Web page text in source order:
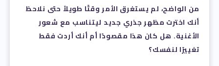
من الواضح، لم يستغرق الأمر وقتًا طويلاً حتى نلاحظ
أنك اخترت مظهر جذري جديد ليتناسب مع شعور
الأغنية. هل كان هذا مقصودًا أم أنك أردت فقط
تغييرًا لنفسك؟